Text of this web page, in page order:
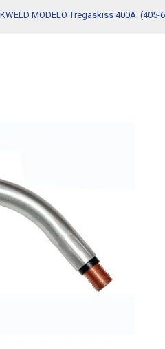
MODELO Tregaskiss 400A. (405-